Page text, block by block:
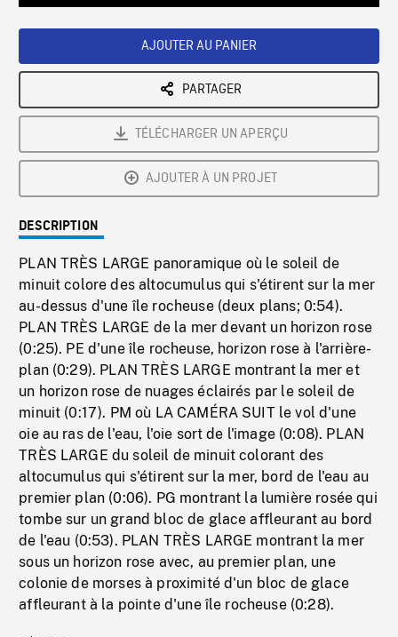
AJOUTER AU PANIER
PARTAGER
TÉLÉCHARGER UN APERÇU
AJOUTER À UN PROJET
DESCRIPTION
PLAN TRÈS LARGE panoramique où le soleil de
minuit colore des altocumulus qui s'étirent sur la mer
au-dessus d'une île rocheuse (deux plans; 0:54).
PLAN TRÈS LARGE de la mer devant un horizon rose
(0:25). PE d'une île rocheuse, horizon rose à l'arrière-
plan (0:29). PLAN TRÈS LARGE montrant la mer et
un horizon rose de nuages éclairés par le soleil de
minuit (0:17). PM où LA CAMÉRA SUIT le vol d'une
oie au ras de l'eau, l'oie sort de l'image (0:08). PLAN
TRÈS LARGE du soleil de minuit colorant des
altocumulus qui s'étirent sur la mer, bord de l'eau au
premier plan (0:06). PG montrant la lumière rosée qui
tombe sur un grand bloc de glace affleurant au bord
de l'eau (0:53). PLAN TRÈS LARGE montrant la mer
sous un horizon rose avec, au premier plan, une
colonie de morses à proximité d'un bloc de glace
affleurant à la pointe d'une île rocheuse (0:28).